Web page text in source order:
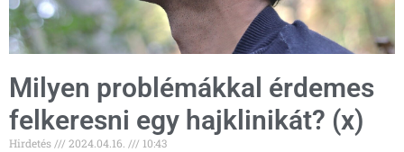
Milyen problémákkal érdemes
felkeresni egy hajklinikát? (x)
Hirdetés 2024.04.16. 10:43